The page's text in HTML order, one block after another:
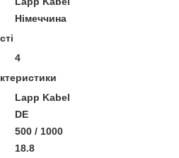
Німеччина
4
Lapp Kabel
DE
500 / 1000
18.8